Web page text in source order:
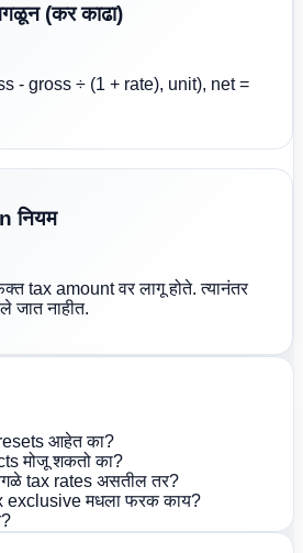
(कर काढा)
- gross ÷ (1 + rate), unit), net =
नियम
tax amount वर लागू होते. त्यानंतर
जात नाहीत.
आहेत का?
मोजू शकतो का?
tax rates असतील तर?
exclusive मधला फरक काय?